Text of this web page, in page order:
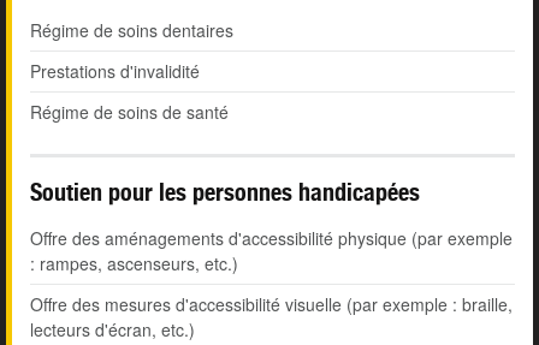
Régime de soins dentaires
Prestations d'invalidité
Régime de soins de santé
Soutien pour les personnes handicapées
Offre des aménagements d'accessibilité physique (par exemple
: rampes, ascenseurs, etc.)
Offre des mesures d'accessibilité visuelle (par exemple : braille,
lecteurs d'écran, etc.)